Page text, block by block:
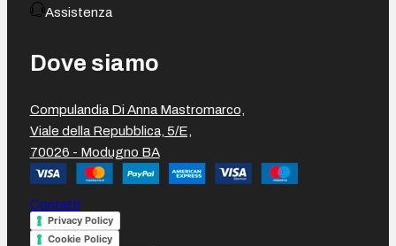
Assistenza
Dove siamo
Compulandia Di Anna Mastromarco,
Viale della Repubblica, 5/E,
70026 - Modugno BA
Contatti
Privacy Policy
Cookie Policy